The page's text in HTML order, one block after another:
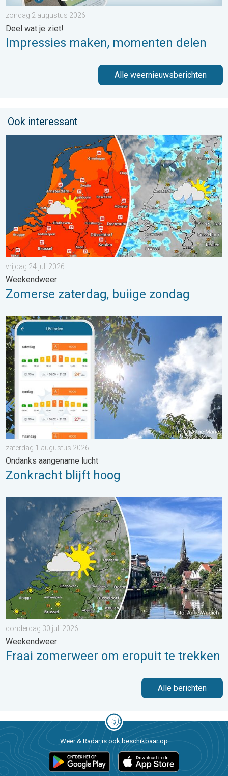
zondag 2 augustus 2026
Deel wat je ziet!
Impressies maken, momenten delen
Alle weernieuwsberichten
Ook interessant
Zomerse zaterdag, buiige zondag. Weekendweer. . . vrijdag
vrijdag 24 juli 2026
Weekendweer
Zomerse zaterdag, buiige zondag
Zonkracht blijft hoog. Ondanks aangename lucht. . . zaterdag
zaterdag 1 augustus 2026
Ondanks aangename lucht
Zonkracht blijft hoog
Fraai zomerweer om eropuit te trekken. Weekendweer. . .
donderdag 30 juli 2026
Weekendweer
Fraai zomerweer om eropuit te trekken
Alle berichten
Weer & Radar is ook beschikbaar op